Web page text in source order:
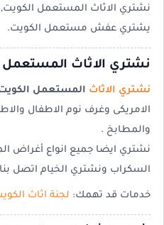
نشتري الاثاث المستعمل الكويت,
يشتري عفش مستعمل الكويت.
نشتري الاثاث المستعمل
نشتري الاثاث المستعمل
الامريكى وغرف نوم الاطفال
والمطابخ .
نشتري ايضا جميع انواع أغراض
السكراب ونشتري الخيام اتصل
خدمات قد تهمك: لجنة اثاث